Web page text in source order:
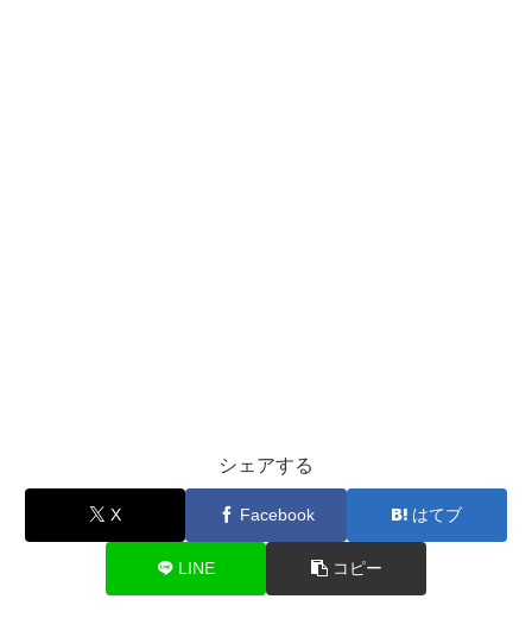
シェアする
X Facebook はてブ
LINE コピー